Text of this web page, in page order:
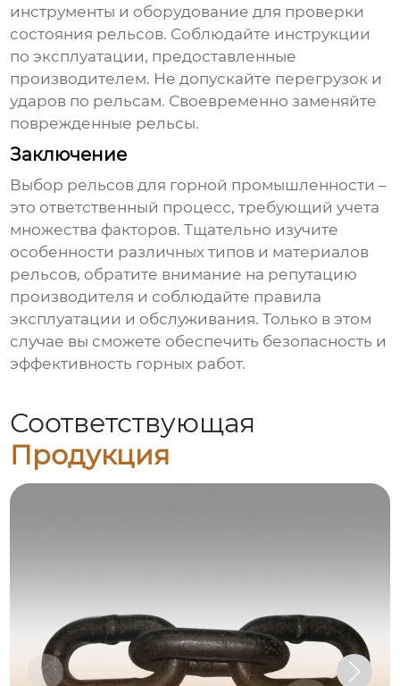
инструменты и оборудование для проверки
состояния рельсов. Соблюдайте инструкции
по эксплуатации, предоставленные
производителем. Не допускайте перегрузок и
ударов по рельсам. Своевременно заменяйте
поврежденные рельсы.
Заключение
Выбор рельсов для горной промышленности –
это ответственный процесс, требующий учета
множества факторов. Тщательно изучите
особенности различных типов и материалов
рельсов, обратите внимание на репутацию
производителя и соблюдайте правила
эксплуатации и обслуживания. Только в этом
случае вы сможете обеспечить безопасность и
эффективность горных работ.
Соответствующая
Продукция